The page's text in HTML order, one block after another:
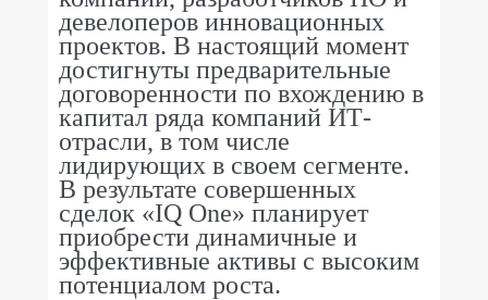
девелоперов инновационных
проектов. В настоящий момент
достигнуты предварительные
договоренности по вхождению в
капитал ряда компаний ИТ-
отрасли, в том числе
лидирующих в своем сегменте.
В результате совершенных
сделок «IQ One» планирует
приобрести динамичные и
эффективные активы с высоким
потенциалом роста.